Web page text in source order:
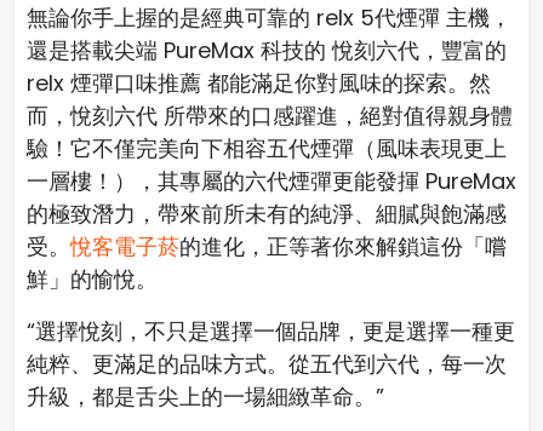
無論你手上握的是經典可靠的 relx 5代煙彈 主機，
還是搭載尖端 PureMax 科技的 悅刻六代，豐富的
relx 煙彈口味推薦 都能滿足你對風味的探索。然
而，悅刻六代 所帶來的口感躍進，絕對值得親身體
驗！它不僅完美向下相容五代煙彈（風味表現更上
一層樓！），其專屬的六代煙彈更能發揮 PureMax
的極致潛力，帶來前所未有的純淨、細膩與飽滿感
受。悅客電子菸的進化，正等著你來解鎖這份「嚐
鮮」的愉悅。
“選擇悅刻，不只是選擇一個品牌，更是選擇一種更
純粹、更滿足的品味方式。從五代到六代，每一次
升級，都是舌尖上的一場細緻革命。”